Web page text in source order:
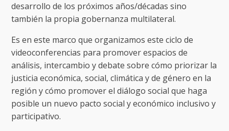
desarrollo de los próximos años/décadas sino
también la propia gobernanza multilateral.
Es en este marco que organizamos este ciclo de
videoconferencias para promover espacios de
análisis, intercambio y debate sobre cómo priorizar la
justicia económica, social, climática y de género en la
región y cómo promover el diálogo social que haga
posible un nuevo pacto social y económico inclusivo y
participativo.